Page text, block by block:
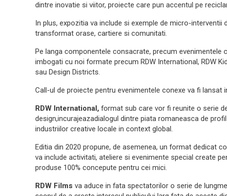
dintre inovatie si viitor, proiecte care pun accentul pe
In plus, expozitia va include si exemple de micro-
transformat orase, cartiere si comunitati.
Pe langa componentele consacrate, precum evenimentele
imbogati cu noi formate precum RDW International, RDW
sau Design Districts.
Call-ul de proiecte pentru evenimentele conexe va fi lansat
RDW International, format sub care vor fi reunite o serie
design,incurajeazadialogul dintre piata romaneasca de
industriilor creative locale in context global.
Editia din 2020 propune, de asemenea, un format dedicat
va include activitati, ateliere si evenimente special create
produse 100% concepute pentru cei mici.
RDW Films va aduce in fata spectatorilor o serie de